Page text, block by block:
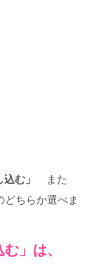
む」
また
ちらか選べま
」は、